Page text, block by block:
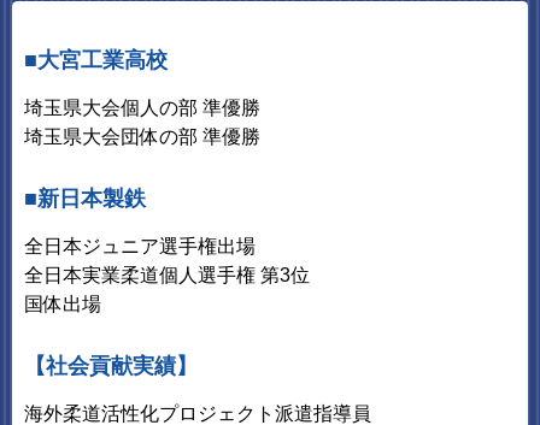
■大宮工業高校
埼玉県大会個人の部 準優勝
埼玉県大会団体の部 準優勝
■新日本製鉄
全日本ジュニア選手権出場
全日本実業柔道個人選手権 第3位
国体出場
【社会貢献実績】
海外柔道活性化プロジェクト派遣指導員